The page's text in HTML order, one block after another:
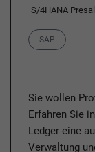
S/4HANA
Category
SAP
Sie wollen
Erfahren Sie
Ledger eine
Verwaltung